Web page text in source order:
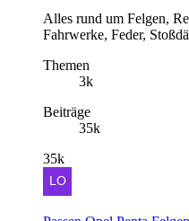
Alles rund um Felgen,
Fahrwerke, Feder,
Themen
3k
Beiträge
35k
35k